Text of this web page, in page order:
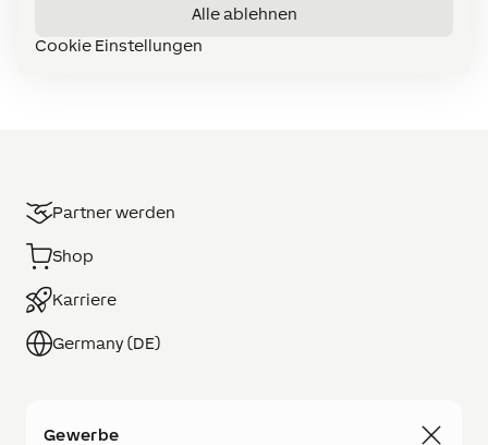
Alle ablehnen
Cookie Einstellungen
Wartung & Diagnose (32)
Zubehör (14)
Partner werden
Shop
Karriere
Germany (DE)
Gewerbe